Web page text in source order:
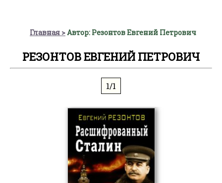
Главная Автор: Резонтов Евгений Петрович
РЕЗОНТОВ ЕВГЕНИЙ ПЕТРОВИЧ
1/1